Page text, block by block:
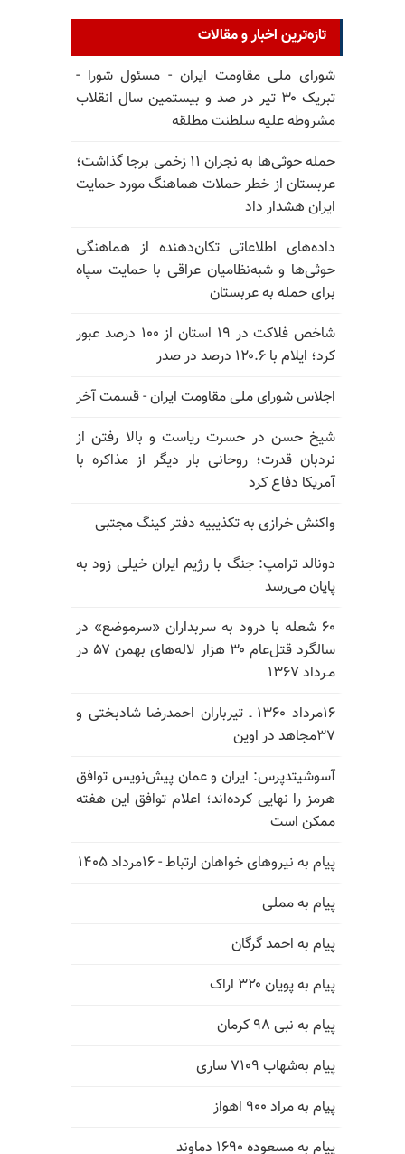
تازه‌ترین اخبار و مقالات
شورای ملی مقاومت ایران - مسئول شورا -
تبریک ۳۰ تیر در صد و بیستمین سال انقلاب
مشروطه علیه سلطنت مطلقه
حمله حوثی‌ها به نجران ۱۱ زخمی برجا گذاشت؛
عربستان از خطر حملات هماهنگ مورد حمایت
ایران هشدار داد
داده‌های اطلاعاتی تکان‌دهنده از هماهنگی
حوثی‌ها و شبه‌نظامیان عراقی با حمایت سپاه
برای حمله به عربستان
شاخص فلاکت در ۱۹ استان از ۱۰۰ درصد عبور
کرد؛ ایلام با ۱۲۰.۶ درصد در صدر
اجلاس شورای ملی مقاومت ایران - قسمت آخر
شیخ حسن در حسرت ریاست و بالا رفتن از
نردبان قدرت؛ روحانی بار دیگر از مذاکره با
آمریکا دفاع کرد
واکنش خرازی به تکذیبیه دفتر کینگ مجتبی
دونالد ترامپ: جنگ با رژیم ایران خیلی زود به
پایان می‌رسد
۶۰ شعله با درود به سربداران «سرموضع» در
سالگرد قتل‌عام ۳۰ هزار لاله‌های بهمن ۵۷ در
مـرداد ۱۳۶۷
۱۶مرداد ۱۳۶۰ ـ تیرباران احمدرضا شادبختی و
۳۷مجاهد در اوین
آسوشیتدپرس: ایران و عمان پیش‌نویس توافق
هرمز را نهایی کرده‌اند؛ اعلام توافق این هفته
ممکن است
پیام به نیروهای خواهان ارتباط - ۱۶مرداد ۱۴۰۵
پیام به مملی
پیام به احمد گرگان
پیام به پویان ۳۲۰ اراک
پیام به نبی ۹۸ کرمان
پیام به‌شهاب ۷۱۰۹ ساری
پیام به مراد ۹۰۰ اهواز
پیام به مسعوده ۱۶۹۰ دماوند